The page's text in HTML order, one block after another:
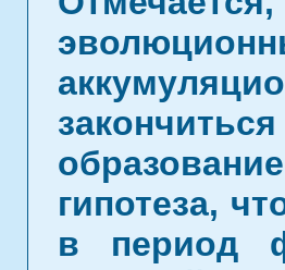
гипотеза,
в период